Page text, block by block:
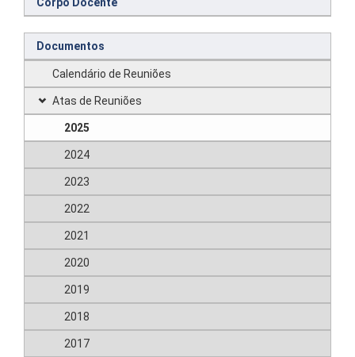
Documentos
Calendário de Reuniões
Atas de Reuniões
2025
2024
2023
2022
2021
2020
2019
2018
2017